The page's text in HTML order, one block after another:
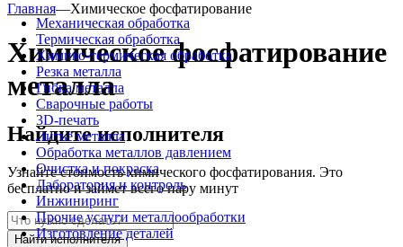
Механическая обработка
Термическая обработка
Химико-термическая обработка
Резка металла
Гибка металла
Сварочные работы
3D-печать
Литьё металла
Обработка металлов давлением
Очистка и покраска
Лаборатория и контроль
Инжиниринг
Прочие услуги металлообработки
Изготовление деталей
Главная—Химическое фосфатирование
Химическое фосфатирование
металла
Найдите исполнителя
Узнайте стоимость химического фосфатирования. Это
бесплатно и займет всего пару минут
Найти исполнителя